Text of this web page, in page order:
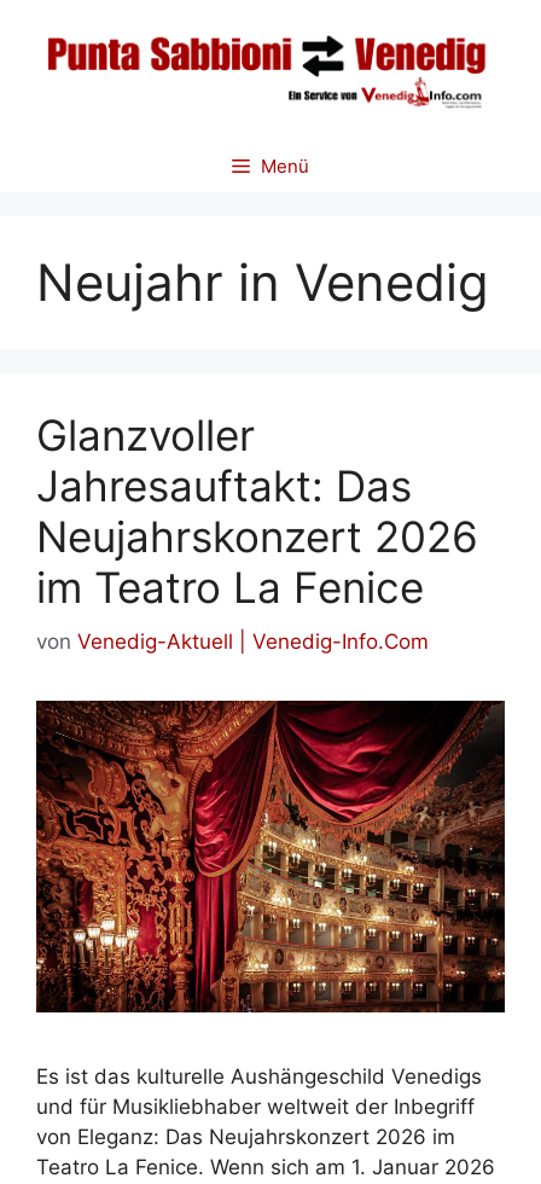
Inhalt
springen
Menü
Neujahr in Venedig
Glanzvoller
Jahresauftakt: Das
Neujahrskonzert 2026
im Teatro La Fenice
von Venedig-Aktuell | Venedig-Info.Com
Es ist das kulturelle Aushängeschild Venedigs
und für Musikliebhaber weltweit der Inbegriff
von Eleganz: Das Neujahrskonzert 2026 im
Teatro La Fenice. Wenn sich am 1. Januar 2026